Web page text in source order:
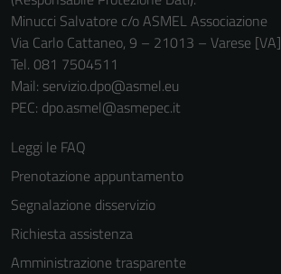
Minucci Salvatore c/o ASMEL Associazione
Via Carlo Cattaneo, 9 – 21013 – Varese [VA]
Tel. 081 7504511
Mail: servizio.dpo@asmel.eu
PEC: dpo.asmel@asmepec.it
Leggi le FAQ
Prenotazione appuntamento
Segnalazione disservizio
Richiesta assistenza
Amministrazione trasparente